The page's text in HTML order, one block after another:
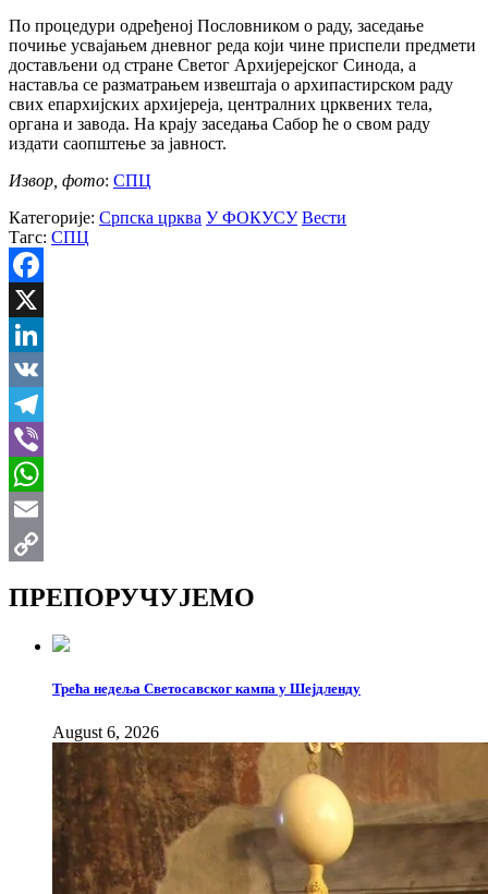
По процедури одређеној Пословником о раду, заседање
почиње усвајањем дневног реда који чине приспели предмети
достављени од стране Светог Архијерејског Синода, а
наставља се разматрањем извештаја о архипастирском раду
свих епархијских архијереја, централних црквених тела,
органа и завода. На крају заседања Сабор ће о свом раду
издати саопштење за јавност.
Извор, фото: СПЦ
Категорије: Српска црква У ФОКУСУ Вести
Тагс: СПЦ
Facebook
X
LinkedIn
VK
Telegram
Viber
WhatsApp
Email
ПРЕПОРУЧУЈЕМО
Трећа недеља Светосавског кампа у Шејдленду
August 6, 2026